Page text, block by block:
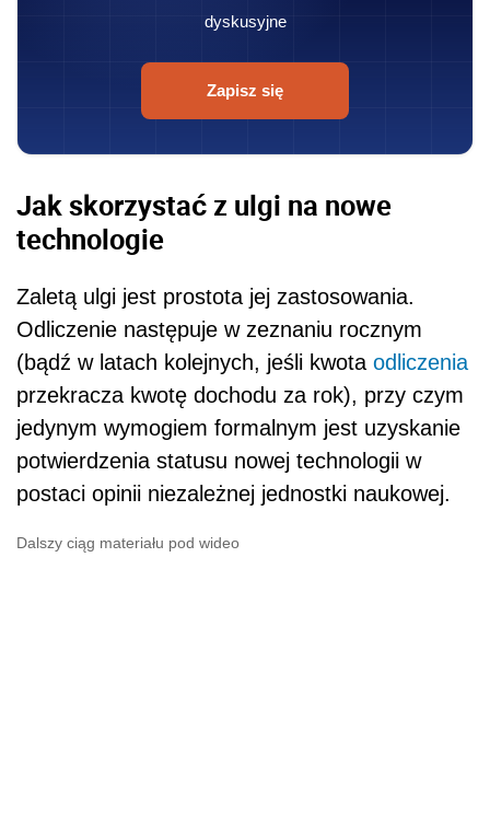
dyskusyjne
Zapisz się
Jak skorzystać z ulgi na nowe
technologie
Zaletą ulgi jest prostota jej zastosowania.
Odliczenie następuje w zeznaniu rocznym
(bądź w latach kolejnych, jeśli kwota odliczenia
przekracza kwotę dochodu za rok), przy czym
jedynym wymogiem formalnym jest uzyskanie
potwierdzenia statusu nowej technologii w
postaci opinii niezależnej jednostki naukowej.
Dalszy ciąg materiału pod wideo